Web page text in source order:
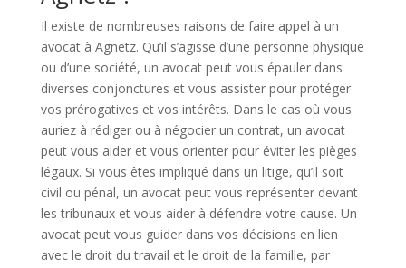
Il existe de nombreuses raisons de faire appel à un
avocat à Agnetz. Qu’il s’agisse d’une personne physique
ou d’une société, un avocat peut vous épauler dans
diverses conjonctures et vous assister pour protéger
vos prérogatives et vos intérêts. Dans le cas où vous
auriez à rédiger ou à négocier un contrat, un avocat
peut vous aider et vous orienter pour éviter les pièges
légaux. Si vous êtes impliqué dans un litige, qu’il soit
civil ou pénal, un avocat peut vous représenter devant
les tribunaux et vous aider à défendre votre cause. Un
avocat peut vous guider dans vos décisions en lien
avec le droit du travail et le droit de la famille, par